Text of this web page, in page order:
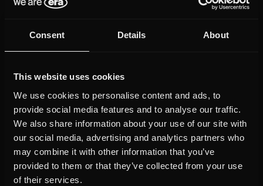
Consent Details About
This website uses cookies
We use cookies to personalise content and ads, to
provide social media features and to analyse our traffic.
We also share information about your use of our site with
our social media, advertising and analytics partners who
may combine it with other information that you’ve
provided to them or that they’ve collected from your use
of their services.
f. Social Plugins
Plugins, die es dir ermöglichen Seiteninhalte von uns
das jeweilige Netzwerk übermittelt werden müssen,
Hierzu verwenden wir die sogenannte zwei-Klick-
Lösung auf unserer Webseite. Das bedeutet, dass du
den Social Media Sharing Button erst gezielt durch
einen Klick freischalten musst.
Sofern du den Button freischaltest, wird deine IP-
Adresse zur Funktionsherstellung an das „soziale“
Netzwerk auf Basis deiner Einwilligung gem. Art. 6 (1) a
DSGVO übermittelt und du kannst Inhalte im Rahmen